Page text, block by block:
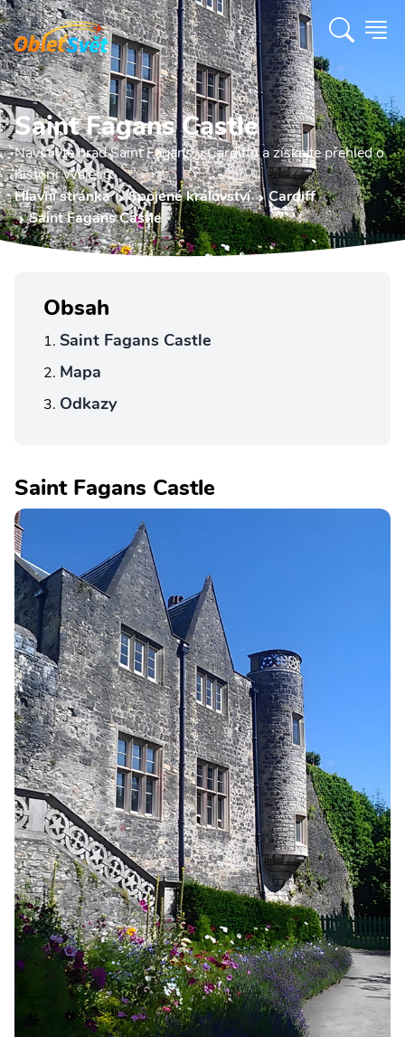
Saint Fagans Castle
Navštivte hrad Saint Fagans v Cardiffu a získejte přehled o
historii Walesu.
Hlavní stránka
Spojené království
Cardiff
Saint Fagans Castle
Obsah
Saint Fagans Castle
Mapa
Odkazy
Saint Fagans Castle